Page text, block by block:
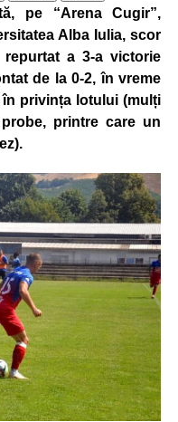
pe “Arena Cugir”,
Alba Iulia, scor
a 3-a victorie
de la 0-2, în vreme
privința lotului (mulți
printre care un